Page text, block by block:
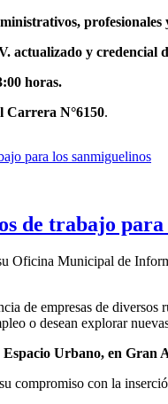
profesionales
actualizado y
horas.
Carrera N°6150.
de trabajo para
Oficina Municipal de
de empresas de
o desean explorar
Espacio Urbano, en Gran
compromiso con la